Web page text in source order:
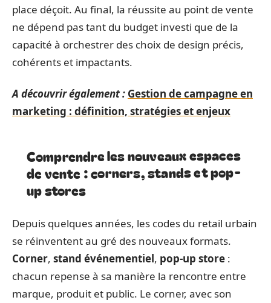
place déçoit. Au final, la réussite au point de vente
ne dépend pas tant du budget investi que de la
capacité à orchestrer des choix de design précis,
cohérents et impactants.
A découvrir également : Gestion de campagne en
marketing : définition, stratégies et enjeux
Comprendre les nouveaux espaces
de vente : corners, stands et pop-
up stores
Depuis quelques années, les codes du retail urbain
se réinventent au gré des nouveaux formats.
Corner, stand événementiel, pop-up store :
chacun repense à sa manière la rencontre entre
marque, produit et public. Le corner, avec son